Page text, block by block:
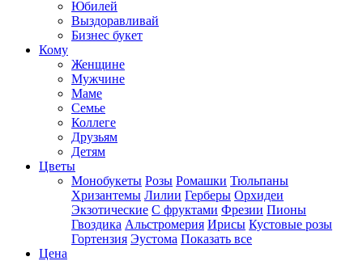
Юбилей
Выздоравливай
Бизнес букет
Кому
Женщине
Мужчине
Маме
Семье
Коллеге
Друзьям
Детям
Цветы
Монобукеты Розы Ромашки Тюльпаны
Хризантемы Лилии Герберы Орхидеи
Экзотические С фруктами Фрезии Пионы
Гвоздика Альстромерия Ирисы Кустовые розы
Гортензия Эустома Показать все
Цена